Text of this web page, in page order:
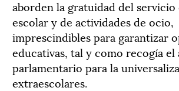
aborden la gratuidad del
escolar y de actividades de ocio,
imprescindibles para garantizar
educativas, tal y como recogía el
parlamentario para la
extraescolares.